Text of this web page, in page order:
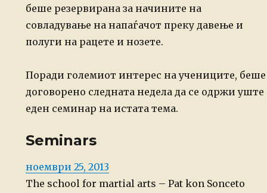
беше резервирана заначините на
совладување на напаѓачот преку давење и
полуги на рацете и нозете.
Поради големиот интерес на учениците, беше
договорено следната недела да се одржи уште
еден семинар на истата тема.
Seminars
Posted
on
ноември 25, 2013
The school for martial arts – Pat kon Sonceto